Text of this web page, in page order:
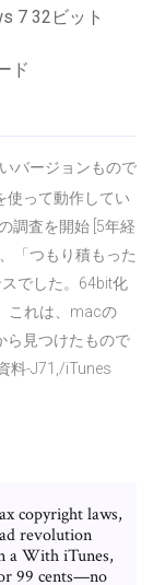
7 32ビット
ド
バージョンもので
使って動作してい
調査を開始 [5年経
「つもり積もった
でした。64bit化
これは、macの
ら見つけたもので
料-J71,/iTunes
copyright laws,
revolution
a With iTunes,
99 cents—no